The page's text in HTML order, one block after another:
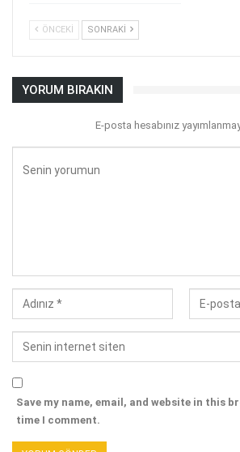
ÖNCEKI SONRAKI
YORUM BIRAKIN
E-posta hesabınız
Save my name, email, and website in this
time I comment.